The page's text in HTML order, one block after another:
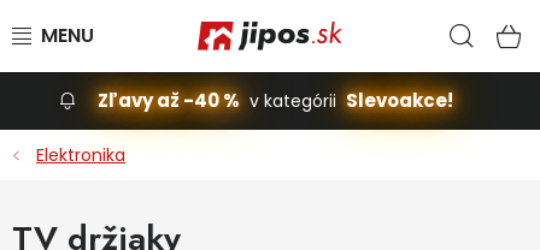
Slevoakce
Zľavy až -40 % v kategórii Slevoakce!
Elektronika
TV držiaky